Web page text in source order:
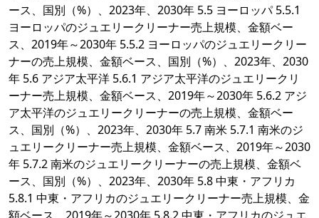
ース、国別（%）、2023年、2030年 5.5 ヨーロッパ 5.5.1
ヨーロッパのジュエリークリーナー売上規模、金額ベー
ス、2019年～2030年 5.5.2 ヨーロッパのジュエリークリー
ナーの売上規模、金額ベース、国別（%）、2023年、2030
年 5.6 アジア太平洋 5.6.1 アジア太平洋のジュエリークリ
ーナー売上規模、金額ベース、2019年～2030年 5.6.2 アジ
ア太平洋のジュエリークリーナーの売上規模、金額ベー
ス、国別（%）、2023年、2030年 5.7 南米 5.7.1 南米のジ
ュエリークリーナー売上規模、金額ベース、2019年～2030
年 5.7.2 南米のジュエリークリーナーの売上規模、金額ベ
ース、国別（%）、2023年、2030年 5.8 中東・アフリカ
5.8.1 中東・アフリカのジュエリークリーナー売上規模、金